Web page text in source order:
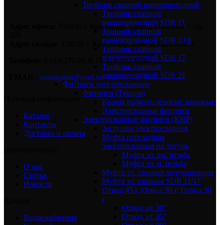
Тройник сварной равнопроходной
Тройник сварной
равнопроходной SDR 11
Тройник сварной
равнопроходной SDR 13,6
Тройник сварной
равнопроходной SDR 17
Тройник сварной
равнопроходной SDR 21
Фитинги электросварные
Фитинги (Турция)
Краны полиэтиленовые шаровые
Электросварные фитинги
Электросварные фитинги (КНР)
Заглушка электросварная
Муфта переходная
электросварная на латунь
Муфта э/с вн. резьба
Муфта э/с н. резьба
Муфта эл. cварная редукционная
Муфта эл. сварная SDR 11/17
Отвод 45 г, Отвод 90 г, Отвод 30
г
Отвод э/с 30°
Отвод э/с 45°
350039 г. Краснодар, проезд Майский 5 оф.
350039 г. Краснодар, проезд Майский 3.
8-918-270-8838 | 8-918-093-8838
oooskplast@mail.ru
Каталог
Контакты
Доставка и оплата
О нас
Статьи
Новости
Водоснабжение